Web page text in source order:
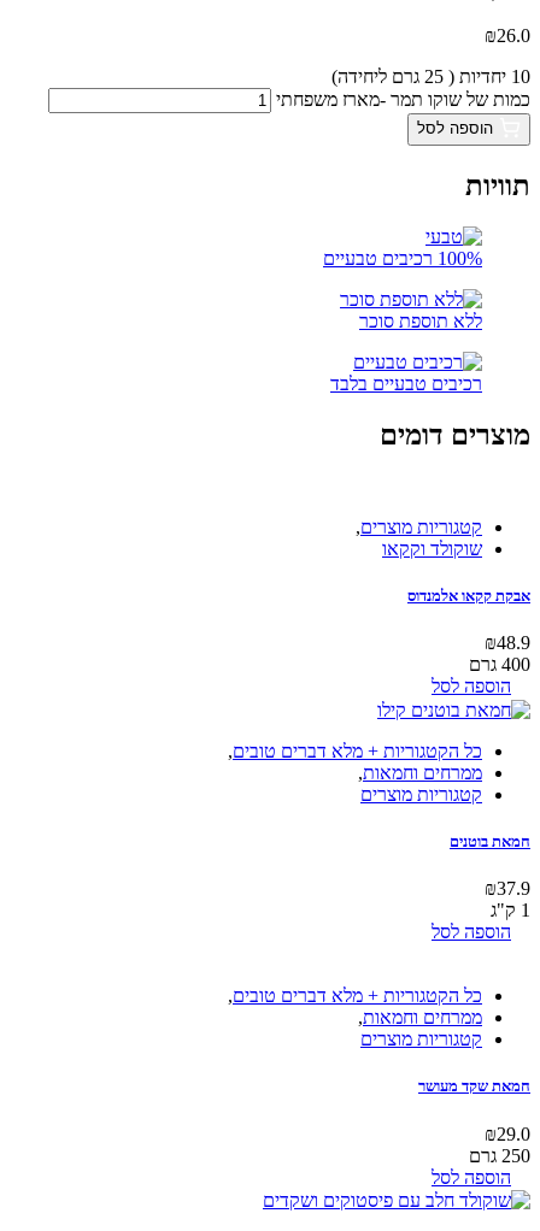
₪26.0
10 יחדיות ( 25 גרם ליחידה)
כמות של שוקו תמר -מארז משפחתי
הוספה לסל
תוויות
100% רכיבים טבעיים
ללא תוספת סוכר
רכיבים טבעיים בלבד
מוצרים דומים
קטגוריות מוצרים,
שוקולד וקקאו
אבקת קקאו אלמנדוס
₪48.9
400 גרם
הוספה לסל
כל הקטגוריות + מלא דברים טובים,
ממרחים וחמאות,
קטגוריות מוצרים
חמאת בוטנים
₪37.9
1 ק"ג
הוספה לסל
כל הקטגוריות + מלא דברים טובים,
ממרחים וחמאות,
קטגוריות מוצרים
חמאת שקד מעושר
₪29.0
250 גרם
הוספה לסל